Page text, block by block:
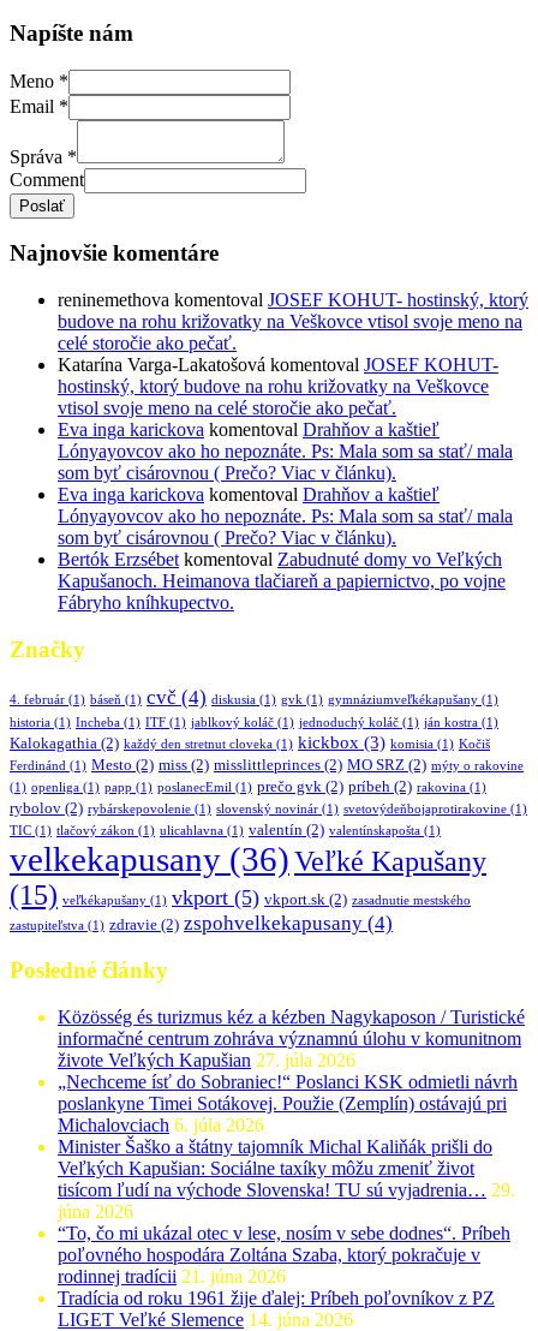
Napíšte nám
Meno *
Email *
Správa *
Comment
Poslať
Najnovšie komentáre
reninemethova komentoval JOSEF KOHUT- hostinský, ktorý
budove na rohu križovatky na Veškovce vtisol svoje meno na
celé storočie ako pečať.
Katarína Varga-Lakatošová komentoval JOSEF KOHUT-
hostinský, ktorý budove na rohu križovatky na Veškovce
vtisol svoje meno na celé storočie ako pečať.
Eva inga karickova komentoval Drahňov a kaštieľ
Lónyayovcov ako ho nepoznáte. Ps: Mala som sa stať/ mala
som byť cisárovnou ( Prečo? Viac v článku).
Eva inga karickova komentoval Drahňov a kaštieľ
Lónyayovcov ako ho nepoznáte. Ps: Mala som sa stať/ mala
som byť cisárovnou ( Prečo? Viac v článku).
Bertók Erzsébet komentoval Zabudnuté domy vo Veľkých
Kapušanoch. Heimanova tlačiareň a papiernictvo, po vojne
Fábryho kníhkupectvo.
Značky
4. február (1) báseň (1) cvč (4) diskusia (1) gvk (1) gymnáziumveľkékapušany (1)
historia (1) Incheba (1) ITF (1) jablkový koláč (1) jednoduchý koláč (1) ján kostra (1)
Kalokagathia (2) každý den stretnut cloveka (1) kickbox (3) komisia (1) Kočiš
Ferdinánd (1) Mesto (2) miss (2) misslittleprinces (2) MO SRZ (2) mýty o rakovine
(1) openliga (1) papp (1) poslanecEmil (1) prečo gvk (2) príbeh (2) rakovina (1)
rybolov (2) rybárskepovolenie (1) slovenský novinár (1) svetovýdeňbojaprotirakovine (1)
TIC (1) tlačový zákon (1) ulicahlavna (1) valentín (2) valentínskapošta (1)
velkekapusany (36)Veľké Kapušany
(15) veľkékapušany (1) vkport (5) vkport.sk (2) zasadnutie mestského
zastupiteľstva (1) zdravie (2) zspohvelkekapusany (4)
Posledné články
Közösség és turizmus kéz a kézben Nagykaposon / Turistické
informačné centrum zohráva významnú úlohu v komunitnom
živote Veľkých Kapušian 27. júla 2026
„Nechceme ísť do Sobraniec!“ Poslanci KSK odmietli návrh
poslankyne Timei Sotákovej. Použie (Zemplín) ostávajú pri
Michalovciach 6. júla 2026
Minister Šaško a štátny tajomník Michal Kaliňák prišli do
Veľkých Kapušian: Sociálne taxíky môžu zmeniť život
tisícom ľudí na východe Slovenska! TU sú vyjadrenia… 29.
júna 2026
“To, čo mi ukázal otec v lese, nosím v sebe dodnes“. Príbeh
poľovného hospodára Zoltána Szaba, ktorý pokračuje v
rodinnej tradícii 21. júna 2026
Tradícia od roku 1961 žije ďalej: Príbeh poľovníkov z PZ
LIGET Veľké Slemence 14. júna 2026